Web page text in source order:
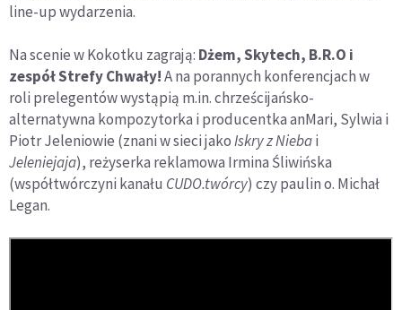
line-up wydarzenia.
Na scenie w Kokotku zagrają: Dżem, Skytech, B.R.O i
zespół Strefy Chwały!A na porannych konferencjach w
roli prelegentów wystąpią m.in. chrześcijańsko-
alternatywna kompozytorka i producentka anMari, Sylwia i
Piotr Jeleniowie (znani w sieci jakoIskry z Niebai
Jeleniejaja), reżyserka reklamowa Irmina Śliwińska
(współtwórczyni kanału CUDO.twórcy) czy paulin o. Michał
Legan.